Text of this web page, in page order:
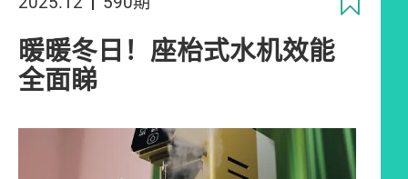
暖暖冬日！座枱式水机效能
全面睇